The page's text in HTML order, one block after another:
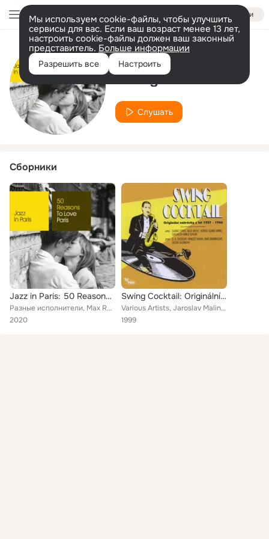
Войти
Мы используем cookie-файлы, чтобы улучшить
сервисы для вас. Если ваш возраст менее 13 лет,
настроить cookie-файлы должен ваш законный
представитель. Больше информации
Разрешить все Настроить
Исполнитель
Swing Stars
Слушать
Сборники
Jazz in Paris: 50 Reasons To Love Paris
Разные исполнители, Max Roach, Django Reinhardt, Blossom Dearie, Bernard Peiffer, Le Jazz Groupe De Paris, Miles Davis, Sammy Pr...
2020
Swing Cocktail: Originální nahrávky z let 1937 - 1946
Various Artists, Jaroslav Malina se svým souborem, Septet Dr. Arnošta Kavky, Rudolf Antonín Dvorský a jeho taneční orchestr, Lad...
1999